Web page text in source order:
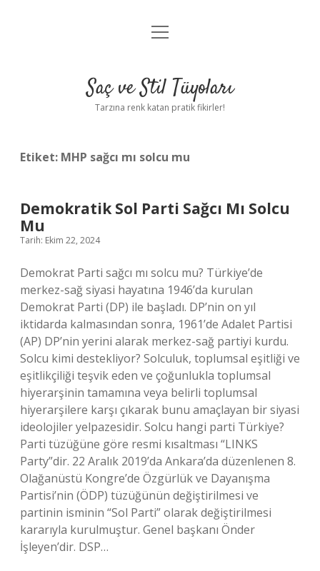
Anasayfa
Yasal Uyarı
menüyü
Saç ve Stil Tüyoları
Tarzına renk katan pratik fikirler!
Etiket: MHP sağcı mı solcu mu
Demokratik Sol Parti Sağcı Mı Solcu
Mu
Tarih: Ekim 22, 2024
Demokrat Parti sağcı mı solcu mu? Türkiye’de
merkez-sağ siyasi hayatına 1946’da kurulan
Demokrat Parti (DP) ile başladı. DP’nin on yıl
iktidarda kalmasından sonra, 1961’de Adalet Partisi
(AP) DP’nin yerini alarak merkez-sağ partiyi kurdu.
Solcu kimi destekliyor? Solculuk, toplumsal eşitliği ve
eşitlikçiliği teşvik eden ve çoğunlukla toplumsal
hiyerarşinin tamamına veya belirli toplumsal
hiyerarşilere karşı çıkarak bunu amaçlayan bir siyasi
ideolojiler yelpazesidir. Solcu hangi parti Türkiye?
Parti tüzüğüne göre resmi kısaltması “LINKS
Party”dir. 22 Aralık 2019’da Ankara’da düzenlenen 8.
Olağanüstü Kongre’de Özgürlük ve Dayanışma
Partisi’nin (ÖDP) tüzüğünün değiştirilmesi ve
partinin isminin “Sol Parti” olarak değiştirilmesi
kararıyla kurulmuştur. Genel başkanı Önder
İşleyen’dir. DSP…